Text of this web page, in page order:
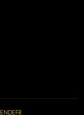
ENDEFR